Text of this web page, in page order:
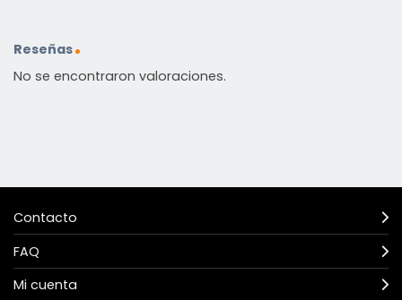
Reseñas
No se encontraron valoraciones.
Contacto
FAQ
Mi cuenta